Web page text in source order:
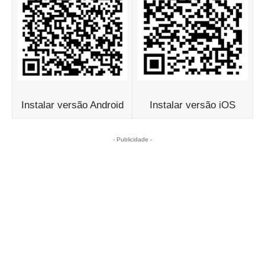
Instalar versão Android Instalar versão iOS
- Publicidade -